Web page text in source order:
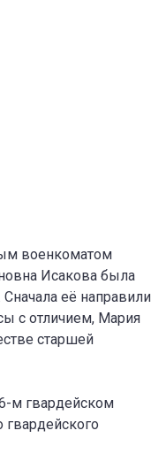
военкоматом
Исакова была
её направили
с отличием, Мария
старшей
м гвардейском
гвардейского